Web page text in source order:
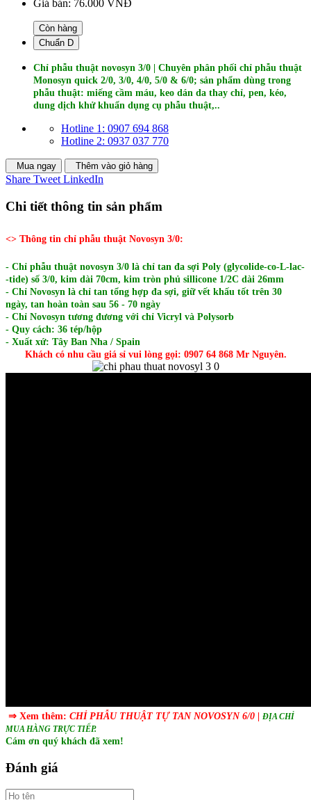
Giá bán: 76.000 VNĐ
Còn hàng
Chuẩn D
Chỉ phẫu thuật novosyn 3/0 | Chuyên phân phối chỉ phẫu thuật
Monosyn quick 2/0, 3/0, 4/0, 5/0 & 6/0; sản phẩm dùng trong
phẫu thuật: miếng cầm máu, keo dán da thay chỉ, pen, kéo,
dung dịch khử khuẩn dụng cụ phẫu thuật,..
Hotline 1: 0907 694 868
Hotline 2: 0937 037 770
Mua ngay Thêm vào giỏ hàng
Share Tweet LinkedIn
Chi tiết thông tin sản phẩm
<> Thông tin chỉ phẫu thuật Novosyn 3/0:
- Chỉ phẫu thuật novosyn 3/0 là chỉ tan đa sợi Poly (glycolide-co-L-lac-
-tide) số 3/0, kim dài 70cm, kim tròn phủ sillicone 1/2C dài 26mm
- Chỉ Novosyn là chỉ tan tổng hợp đa sợi, giữ vết khấu tốt trên 30
ngày, tan hoàn toàn sau 56 - 70 ngày
- Chỉ Novosyn tương đương với chỉ Vicryl và Polysorb
- Quy cách: 36 tép/hộp
- Xuất xứ: Tây Ban Nha / Spain
Khách có nhu cầu giá sỉ vui lòng gọi: 0907 64 868 Mr Nguyên.
⇒ Xem thêm: CHỈ PHẪU THUẬT TỰ TAN NOVOSYN 6/0
ĐỊA CHỈ
MUA HÀNG TRỰC TIẾP.
Cám ơn quý khách đã xem!
Đánh giá